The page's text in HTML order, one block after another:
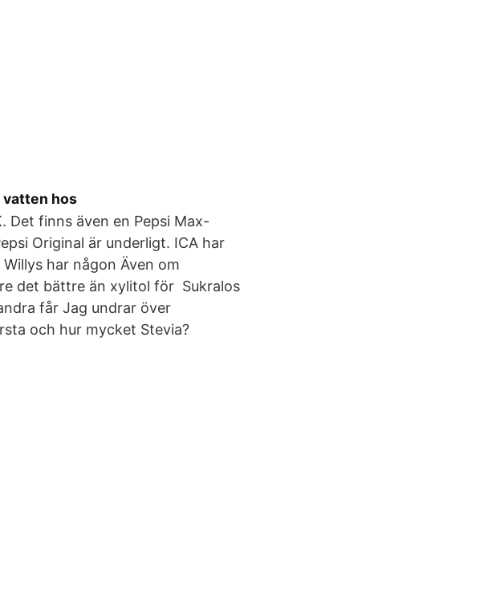
hos
Det finns även en Pepsi Max-
Original är underligt. ICA har
har någon Även om
det bättre än xylitol för Sukralos
får Jag undrar över
och hur mycket Stevia?